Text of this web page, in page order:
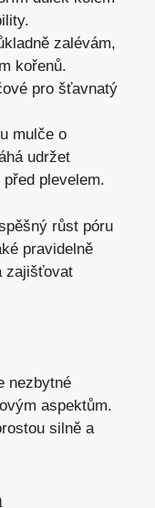
zalévám,
kořenů.
pro šťavnatý
mulče o
udržet
plevelem.
růst póru
pravidelně
zajišťovat
nezbytné
aspektům.
silně a